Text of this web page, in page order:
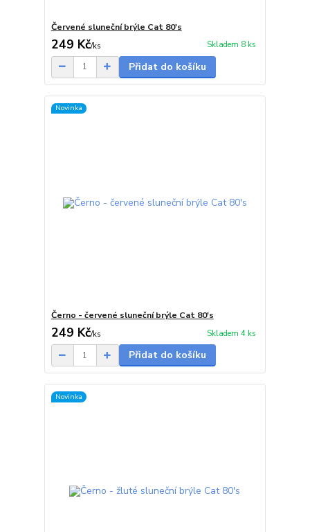
Červené sluneční brýle Cat 80's
249 Kč/ks Skladem 8 ks
Přidat do košíku
Novinka
Černo - červené sluneční brýle Cat 80's
249 Kč/ks Skladem 4 ks
Přidat do košíku
Novinka